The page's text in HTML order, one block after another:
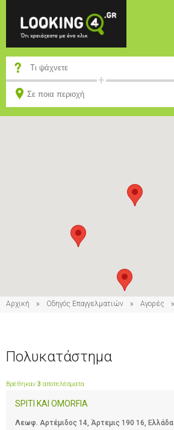
Αρχική Οδηγός Επαγγελματιών Αγορές
Πολυκατάστημα
Βρέθηκαν 3 αποτελέσματα
SPITI KAI OMORFIA
Λεωφ. Αρτέμιδος 14, Άρτεμις 190 16, Ελλάδα